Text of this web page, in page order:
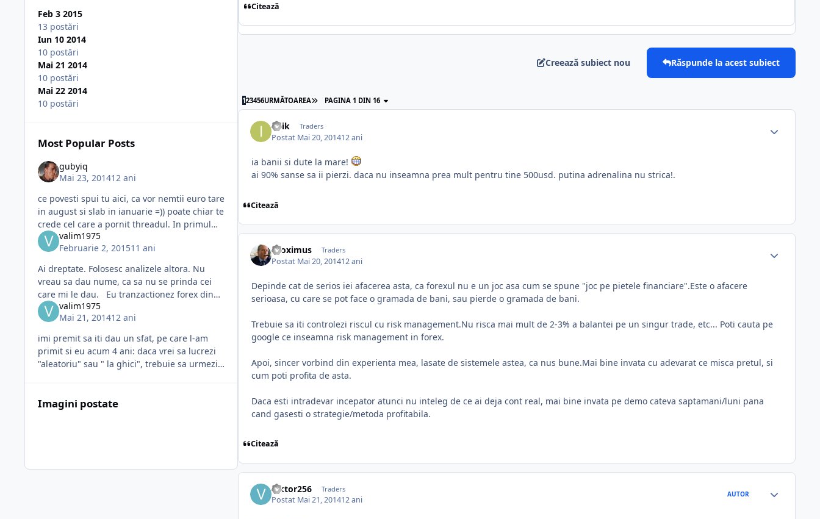
Citează
Creează subiect nou Răspunde la acest subiect
123456URMĂTOAREA PAGINA 1 DIN 16
iulik Traders
Postat Mai 20, 201412 ani
ia banii si dute la mare!
ai 90% sanse sa ii pierzi. daca nu inseamna prea mult pentru tine 500usd. putina adrenalina nu strica!.
Citează
Proximus Traders
Postat Mai 20, 201412 ani
Depinde cat de serios iei afacerea asta, ca forexul nu e un joc asa cum se spune "joc pe pietele financiare".Este o afacere
serioasa, cu care se pot face o gramada de bani, sau pierde o gramada de bani.
Trebuie sa iti controlezi riscul cu risk management.Nu risca mai mult de 2-3% a balantei pe un singur trade, etc... Poti cauta pe
google ce inseamna risk management in forex.
Apoi, sincer vorbind din experienta mea, lasate de sistemele astea, ca nus bune.Mai bine invata cu adevarat ce misca pretul, si
cum poti profita de asta.
Daca esti intradevar incepator atunci nu inteleg de ce ai deja cont real, mai bine invata pe demo cateva saptamani/luni pana
cand gasesti o strategie/metoda profitabila.
Citează
viktor256 Traders
Postat Mai 21, 201412 ani
AUTOR
Feb 3 2015
13 postări
Iun 10 2014
10 postări
Mai 21 2014
10 postări
Mai 22 2014
10 postări
Most Popular Posts
gubyiq
Mai 23, 201412 ani
ce povesti spui tu aici, ca vor nemtii euro tare
in august si slab in ianuarie =)) poate chiar te
crede cel care a pornit threadul. In primul
rand ca majoritatea nemtilor isi fac concediul
in Germani
valim1975
Februarie 2, 201511 ani
Ai dreptate. Folosesc analizele altora. Nu
vreau sa dau nume, ca sa nu se prinda cei
care mi le dau. Eu tranzactionez forex din
2010 pe real si cu seriozitate. In toata
existenta mea am inteles ca d
valim1975
Mai 21, 201412 ani
imi premit sa iti dau un sfat, pe care l-am
primit si eu acum 4 ani: daca vrei sa lucrezi
"aleatoriu" sau " la ghici", trebuie sa urmezi
Imagini postate